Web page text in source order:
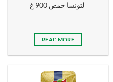
التونسا حمص 900 غ
READ MORE